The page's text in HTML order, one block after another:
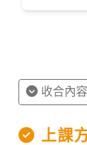
收合內容
上課